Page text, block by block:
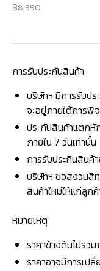
8,990
การรับประกันสินค้า
บริษัทฯ มีการรับป
จะอยู่ภายใต้การ
ประกันสินค้าแตก
ภายใน 7 วันเท่านั้น
การรับประกินสินค้
บริษัทฯ ขอสงวนสิ
สินค้าใหม่ให้แก่ลูกค้
หมายเหตุ
ราคาข้างต้นไม่รว
ราคาอาจมีการเป